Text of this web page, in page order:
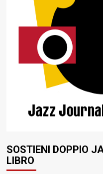
SOSTIENI DOPPIO
LIBRO